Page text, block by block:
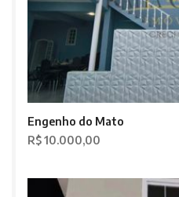
Engenho do Mato
R$ 10.000,00